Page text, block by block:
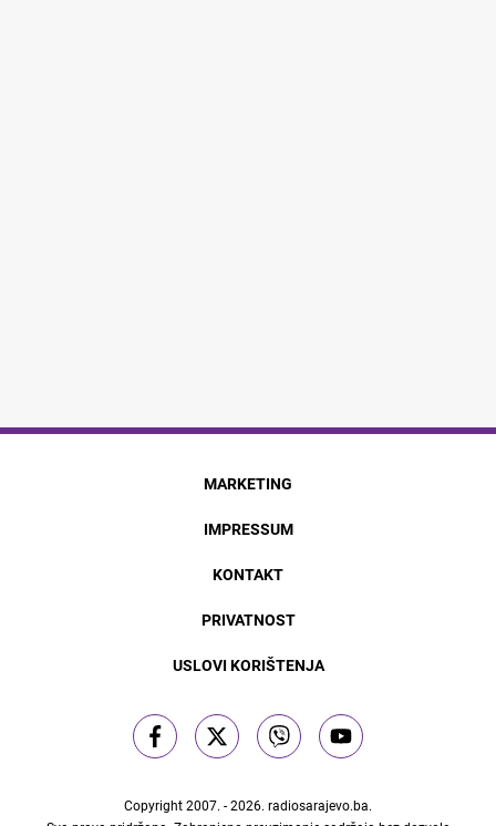
MARKETING
IMPRESSUM
KONTAKT
PRIVATNOST
USLOVI KORIŠTENJA
Copyright 2007. - 2026. radiosarajevo.ba.